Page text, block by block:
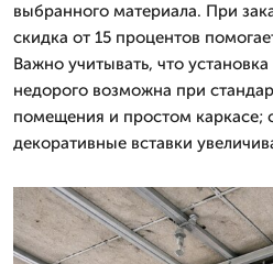
выбранного материала. При
скидка от 15 процентов
Важно учитывать, что
недорого возможна при
помещения и простом каркасе;
декоративные вставки